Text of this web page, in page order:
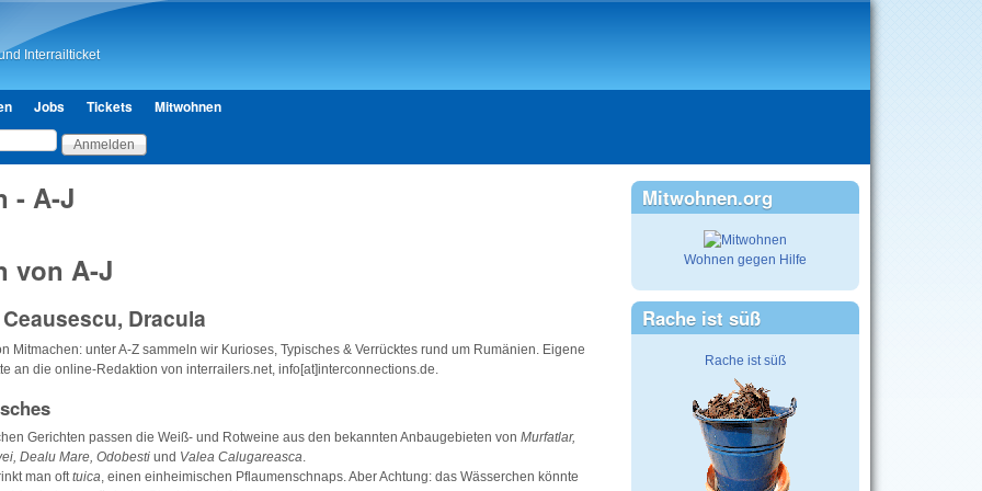
Interrailticket
Jobs Tickets Mitwohnen
- A-J
von A-J
Dracula
Mitmachen: unter A-Z sammeln wir Kurioses, Typisches & Verrücktes rund um Rumänien. Eigene
an die online-Redaktion von interrailers.net, info[at]interconnections.de.
Gerichten passen die Weiß- und Rotweine aus den bekannten Anbaugebieten von Murfatlar,
Dealu Mare, Odobesti und Valea Calugareasca.
man ofttuica, einen einheimischen Pflaumenschnaps. Aber Achtung: das Wässerchen könnte
Mitwohnen.org
Wohnen gegen Hilfe
Rache ist süß
Rache ist süß